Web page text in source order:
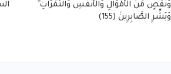
وَنَقْصٍ مِّنَ الْأَمْوَالِ وَالْأَنفُسِ وَالثَّمَرَاتِ ۗ
وَبَشِّرِ الصَّابِرِينَ (155)